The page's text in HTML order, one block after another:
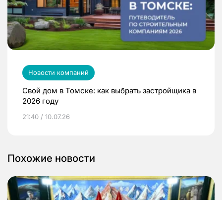
Новости компаний
Свой дом в Томске: как выбрать застройщика в
2026 году
21:40 / 10.07.26
Похожие новости